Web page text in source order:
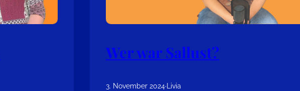
Wer war Sallust?
3. November 2024·Livia